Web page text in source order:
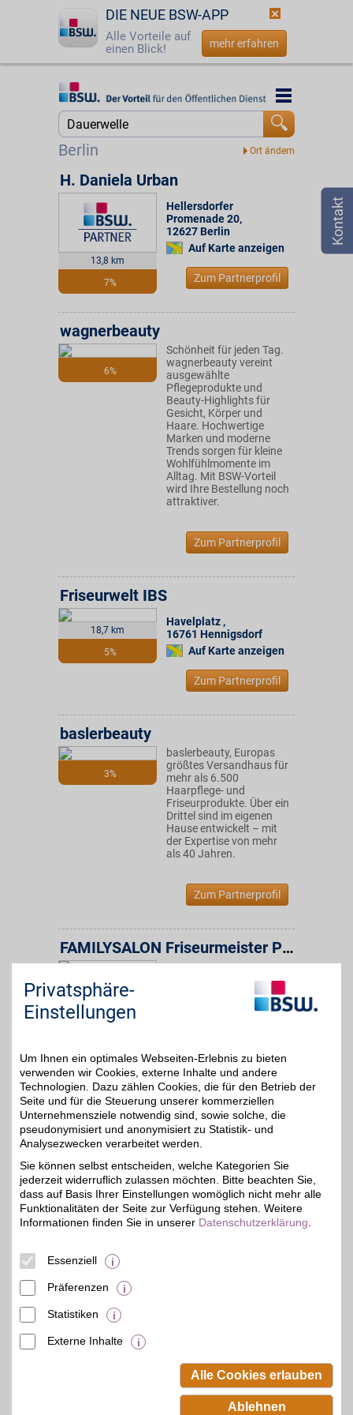
DIE NEUE BSW-APP
Alle Vorteile auf
einen Blick!
mehr erfahren
Startseite
0800 - 279 25 82
Berlin
Startseite
13,8 km
7%
H. Daniela Urban
Hellersdorfer
Promenade 20,
12627 Berlin
Auf Karte anzeigen
Zum Partnerprofil
6%
wagnerbeauty
Schönheit für jeden Tag.
wagnerbeauty vereint
ausgewählte
Pflegeprodukte und
Beauty-Highlights für
Gesicht, Körper und
Haare. Hochwertige
Marken und moderne
Trends sorgen für kleine
Wohlfühlmomente im
Alltag. Mit BSW-Vorteil
wird Ihre Bestellung noch
attraktiver.
Zum Partnerprofil
18,7 km
5%
Friseurwelt IBS
Havelplatz ,
16761 Hennigsdorf
Auf Karte anzeigen
Zum Partnerprofil
3%
baslerbeauty
baslerbeauty, Europas
größtes Versandhaus für
mehr als 6.500
Haarpflege- und
Friseurprodukte. Über ein
Drittel sind im eigenen
Hause entwickelt – mit
der Expertise von mehr
als 40 Jahren.
Zum Partnerprofil
19 km
FAMILYSALON Friseurmeister Petra Urban
Auf Karte anzeigen
21,2 km
5%
Friseurwelt IBS
Marktplatz 3
16321
Bernau
Auf Karte anzeigen
Zum Partnerprofil
5%
Haare von Henryk Braun
Beamten-Selbsthilfewerk GmbH.
Privatsphäre-
Einstellungen
Um Ihnen ein optimales Webseiten-Erlebnis zu bieten
verwenden wir Cookies, externe Inhalte und andere
Technologien. Dazu zählen Cookies, die für den Betrieb der
Seite und für die Steuerung unserer kommerziellen
Unternehmensziele notwendig sind, sowie solche, die
pseudonymisiert und anonymisiert zu Statistik- und
Analysezwecken verarbeitet werden.
Sie können selbst entscheiden, welche Kategorien Sie
jederzeit widerruflich zulassen möchten. Bitte beachten Sie,
dass auf Basis Ihrer Einstellungen womöglich nicht mehr alle
Funktionalitäten der Seite zur Verfügung stehen. Weitere
Informationen finden Sie in unserer Datenschutzerklärung
Essenziell
Präferenzen
Statistiken
Externe Inhalte
Alle Cookies erlauben
Ablehnen